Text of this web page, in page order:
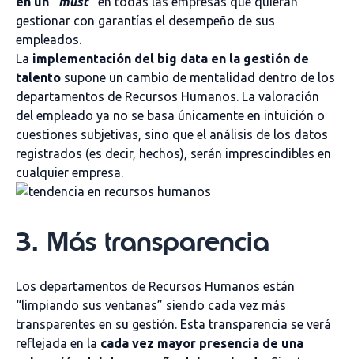
gestionar con garantías el desempeño de sus
empleados.
La implementación del big data en la gestión de
talento supone un cambio de mentalidad dentro de los
departamentos de Recursos Humanos. La valoración
del empleado ya no se basa únicamente en intuición o
cuestiones subjetivas, sino que el análisis de los datos
registrados (es decir, hechos), serán imprescindibles en
cualquier empresa.
3. Más transparencia
Los departamentos de Recursos Humanos están
“limpiando sus ventanas” siendo cada vez más
transparentes en su gestión. Esta transparencia se verá
reflejada en la cada vez mayor presencia de una